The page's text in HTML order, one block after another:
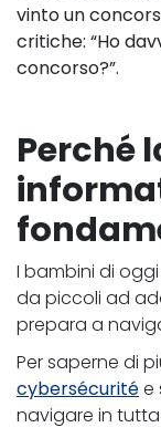
vinto un
critiche: “Ho
concorso?”.
Perché
I bambini di
da piccoli ad
prepara a
Per saperne di
cybersécuritée
navigare in